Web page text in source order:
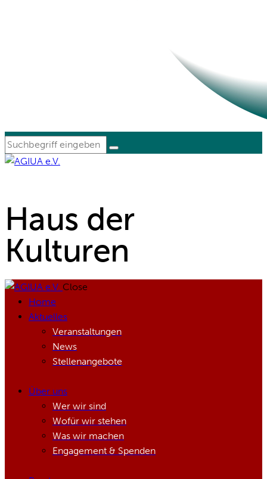
Haus der
Kulturen
Close
Home
Aktuelles
Veranstaltungen
News
Stellenangebote
Über uns
Wer wir sind
Wofür wir stehen
Was wir machen
Engagement & Spenden